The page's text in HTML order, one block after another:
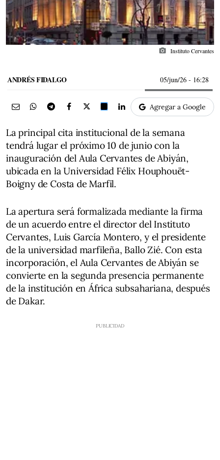
photo_camera Instituto Cervantes
ANDRÉS FIDALGO 05/jun/26 - 16:28
Agregar a Google
La principal cita institucional de la semana
tendrá lugar el próximo 10 de junio con la
inauguración del Aula Cervantes de Abiyán,
ubicada en la Universidad Félix Houphouët-
Boigny de Costa de Marfil.
La apertura será formalizada mediante la firma
de un acuerdo entre el director del Instituto
Cervantes, Luis García Montero, y el presidente
de la universidad marfileña, Ballo Zié. Con esta
incorporación, el Aula Cervantes de Abiyán se
convierte en la segunda presencia permanente
de la institución en África subsahariana, después
de Dakar.